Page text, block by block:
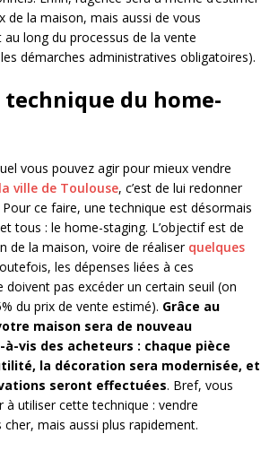
de la maison, mais aussi de vous
long du processus de la vente
démarches administratives obligatoires).
du home-
vous pouvez agir pour mieux vendre
ville de Toulouse, c’est de lui redonner
ce faire, une technique est désormais
tous : le home-staging. L’objectif est de
de la maison, voire de réaliser quelques
les dépenses liées à ces
doivent pas excéder un certain seuil (on
du prix de vente estimé). Grâce au
maison sera de nouveau
vis des acheteurs : chaque pièce
la décoration sera modernisée, et
seront effectuées. Bref, vous
à utiliser cette technique : vendre
mais aussi plus rapidement.